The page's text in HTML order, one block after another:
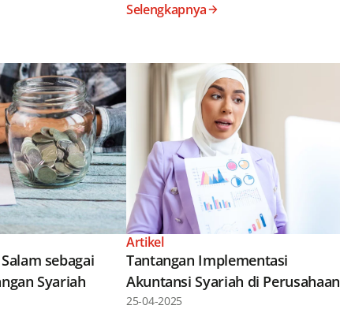
Selengkapnya
sebagai
Syariah
Artikel
Tantangan Implementasi
Akuntansi Syariah di Perusahaan
25-04-2025